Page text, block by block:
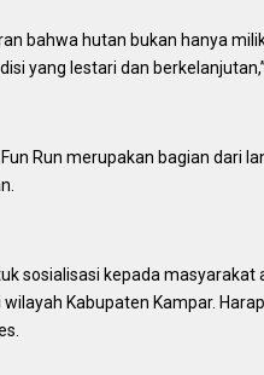
bahwa hutan bukan hanya
yang lestari dan
Run merupakan bagian dari
sosialisasi kepada masyarakat
Kabupaten Kampar.